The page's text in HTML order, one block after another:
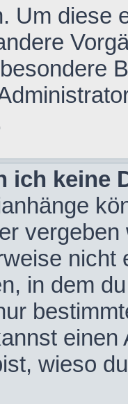
Um diese
ich keine
nicht
in dem
wieso